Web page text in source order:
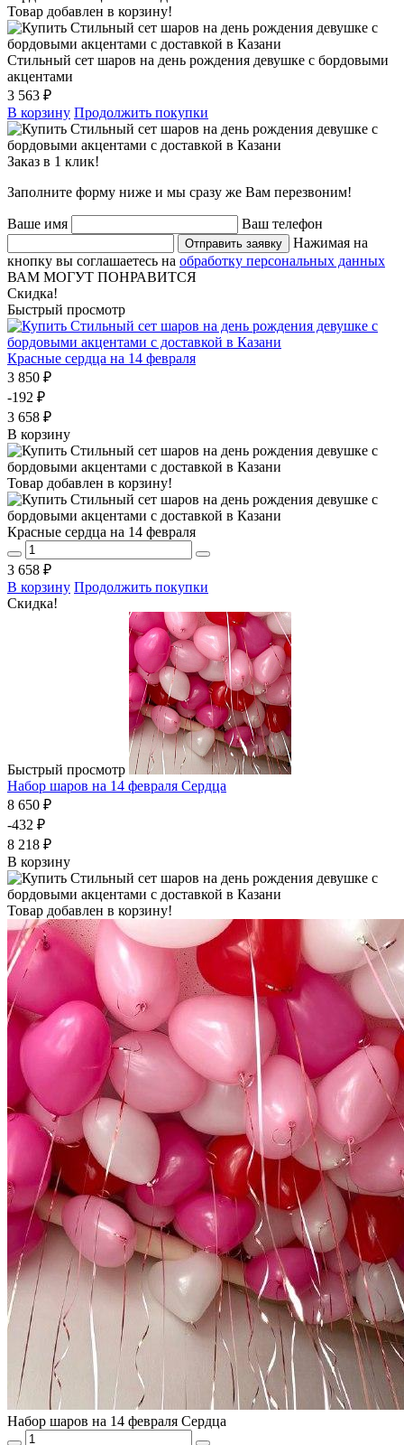
Товар добавлен в корзину!
Стильный сет шаров на день рождения девушке с бордовыми
акцентами
3 563 ₽
В корзину Продолжить покупки
Заказ в 1 клик!
Заполните форму ниже и мы сразу же Вам перезвоним!
Ваше имя Ваш телефон
Отправить заявку
Нажимая на
кнопку вы соглашаетесь на обработку персональных данных
ВАМ МОГУТ ПОНРАВИТСЯ
Скидка!
Быстрый просмотр
Красные сердца на 14 февраля
3 850 ₽
-192 ₽
3 658 ₽
В корзину
Товар добавлен в корзину!
Красные сердца на 14 февраля
3 658 ₽
В корзину Продолжить покупки
Скидка!
Быстрый просмотр
Набор шаров на 14 февраля Сердца
8 650 ₽
-432 ₽
8 218 ₽
В корзину
Товар добавлен в корзину!
Набор шаров на 14 февраля Сердца